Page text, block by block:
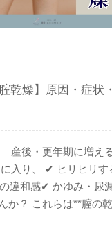
乾燥】原因・症状
産後・更年期に増え
入り、 ✔ ヒリヒリ
違和感✔ かゆみ・尿
か？ これらは**腟の